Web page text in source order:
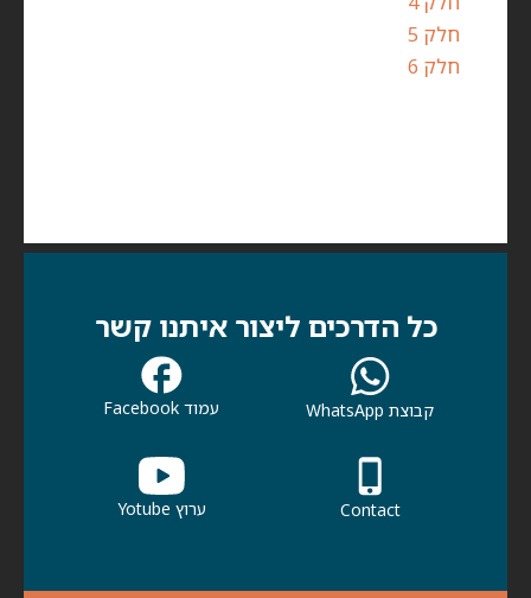
חלק 5
חלק 6
כל הדרכים ליצור איתנו קשר
קבוצת WhatsApp עמוד Facebook
Contact ערוץ Yotube